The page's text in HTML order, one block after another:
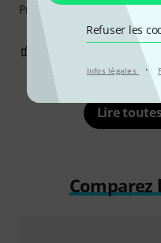
Refuser les
Infos légales ·
Produit spécifique, fait
Lire